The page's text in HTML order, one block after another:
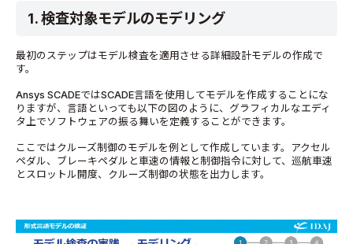
1. 検査対象モデルのモデリング
最初のステップはモデル検査を適用させる詳細設計モデルの作成で
す。
Ansys SCADEではSCADE言語を使用してモデルを作成することにな
りますが、言語といっても以下の図のように、グラフィカルなエディ
タ上でソフトウェアの振る舞いを定義することができます。
ここではクルーズ制御のモデルを例として作成しています。アクセル
ペダル、ブレーキペダルと車速の情報と制御指令に対して、巡航車速
とスロットル開度、クルーズ制御の状態を出力します。